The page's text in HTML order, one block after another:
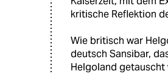
kritische Reflektion
Wie britisch war
deutsch Sansibar,
Helgoland getauscht